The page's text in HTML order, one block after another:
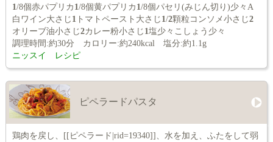
1 /8個赤パプリカ 1 /8個黄パプリカ 1 /8個パセリ(みじん切り)少々A
白ワイン大さじ 1 トマトペースト大さじ 1 /2顆粒コンソメ小さじ2
オリーブ油小さじ2カレー粉小さじ 1 塩少々こしょう少々
調理時間:約30分 カロリー:約240kcal 塩分:約1.1g
ニッスイ レシピ
ピペラードパスタ
鶏肉を戻し、[[ピペラード|rid=19340]]、水を加え、ふたをして弱